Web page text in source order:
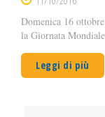
Domenica 16
la Giornata
Leggi di più